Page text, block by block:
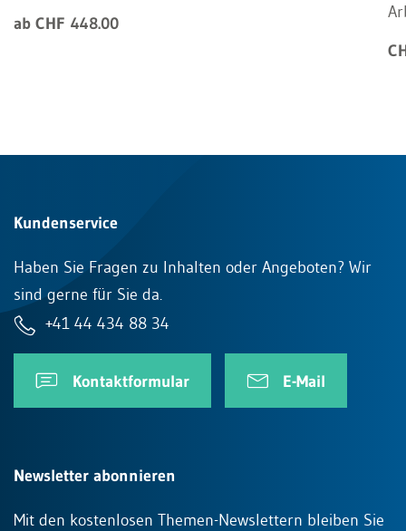
ab CHF 448.00
Kundenservice
Haben Sie Fragen zu Inhalten oder Angeboten? Wir
sind gerne für Sie da.
+41 44 434 88 34
Kontaktformular E-Mail
Newsletter abonnieren
Mit den kostenlosen Themen-Newslettern bleiben Sie